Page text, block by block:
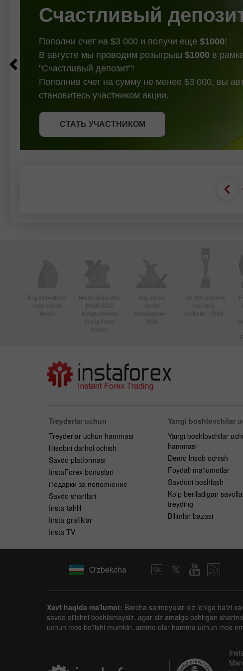
Qarshilik
СТАТЬ УЧАСТНИКОМ
Счастливый
Пополни счет на $3 000 и получи еще $1000!
В августе мы проводим розыгрыш $1000 в
"Счастливый депозит"!
Пополнив счет на сумму не менее $3 000, вы
становитесь участником акции.
СТАТЬ УЧАСТНИКОМ
ПОЛУЧИТЬ БОНУС
Eng innovatsion
mobil savdo
ilovasi
Money Expo Abu
Dhabi 2025
ko'rgazmasida
yilning Forex
brokeri
Eng yaxshi
savdo
texnologiyasi –
2024
Top 100 ishonchli
moliyaviy
institutlar – 2024
Treyderlar uchun
Treyderlar uchun hammasi
Hisobni darhol ochish
Savdo platformasi
InstaForex bonuslari
Подарки за пополнение
Savdo shartlari
Insta-tahlil
Insta-grafiklar
Insta TV
Yangi boshlovchilar
Yangi boshlovchilar
hammasi
Demo hisob ochish
Foydali ma'lumotlar
Savdoni boshlash
Ko'p beriladigan
treyding
Bilimlar bazasi
O'zbekcha
Xavf haqida ma'lumot: Barcha sarmoyalar o'z ichiga ba'zi
savdo qilishni boshlamaysiz, agar siz amalga oshirgan
uchun mos bo'lishi mumkin, ammo ular hamma uchun mos